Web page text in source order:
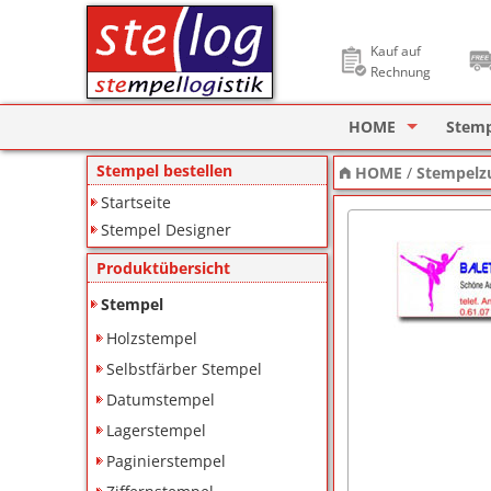
Kauf auf
Rechnung
HOME
Stempel Designer
ImageCard
Stempel bestellen
Startseite
Stempel Designer
Produktübersicht
Stempel
Holzstempel
Selbstfärber Stempel
Datumstempel
Lagerstempel
Paginierstempel
HOME /